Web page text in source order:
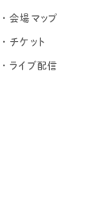
会場マップ
チケット
ライブ配信